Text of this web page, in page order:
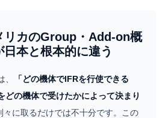
リカのGroup・Add-on概
本と根本的に違う
「どの機体でIFRを行使できる
どの機体で受けたかによって決まり
々に取るだけでは不十分です。この